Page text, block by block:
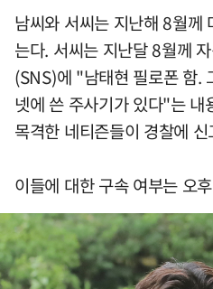
남씨와 서씨는 지난해 8월께
는다. 서씨는 지난달 8월께
(SNS)에 "남태현 필로폰 함.
넷에 쓴 주사기가 있다"는
목격한 네티즌들이 경찰에
이들에 대한 구속 여부는 오